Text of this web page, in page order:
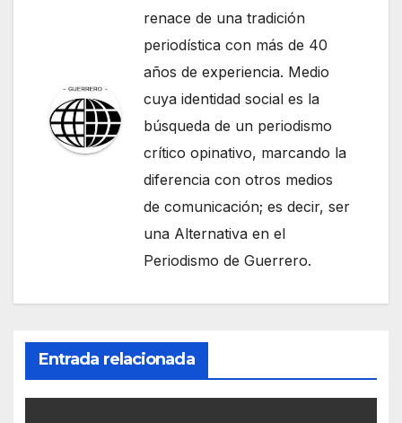
renace de una tradición
periodística con más de 40
años de experiencia. Medio
cuya identidad social es la
búsqueda de un periodismo
crítico opinativo, marcando la
diferencia con otros medios
de comunicación; es decir, ser
una Alternativa en el
Periodismo de Guerrero.
Entrada relacionada